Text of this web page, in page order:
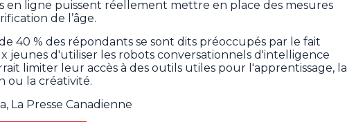
en ligne puissent réellement mettre en place des mesures
de l’âge.
40 % des répondants se sont dits préoccupés par le fait
jeunes d'utiliser les robots conversationnels d'intelligence
limiter leur accès à des outils utiles pour l'apprentissage, la
ou la créativité.
La Presse Canadienne